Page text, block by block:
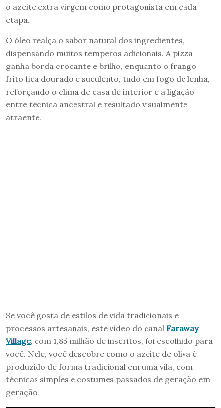
o azeite extra virgem como protagonista em cada
etapa.
O óleo realça o sabor natural dos ingredientes,
dispensando muitos temperos adicionais. A pizza
ganha borda crocante e brilho, enquanto o frango
frito fica dourado e suculento, tudo em fogo de lenha,
reforçando o clima de casa de interior e a ligação
entre técnica ancestral e resultado visualmente
atraente.
Se você gosta de estilos de vida tradicionais e
processos artesanais, este vídeo do canal Faraway
Village, com 1,85 milhão de inscritos, foi escolhido para
você. Nele, você descobre como o azeite de oliva é
produzido de forma tradicional em uma vila, com
técnicas simples e costumes passados de geração em
geração.